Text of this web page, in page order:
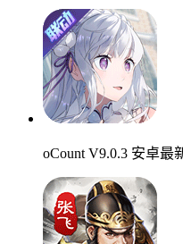
oCount V9.0.3 安卓最